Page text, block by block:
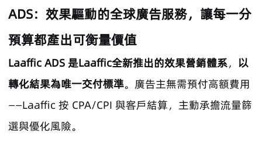
ADS：效果驅動的全球廣告服務，讓每一分
預算都產出可衡量價值
Laaffic ADS 是Laaffic全新推出的效果營銷體系， 以
轉化結果為唯一交付標準。廣告主無需預付高額費用
——Laaffic 按 CPA/CPI 與客戶結算，主動承擔流量篩
選與優化風險。